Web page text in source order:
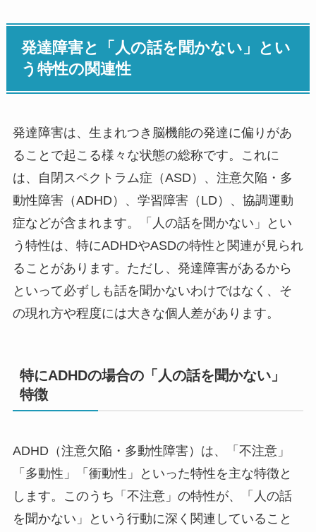
発達障害と「人の話を聞かない」とい
う特性の関連性
発達障害は、生まれつき脳機能の発達に偏りがあ
ることで起こる様々な状態の総称です。これに
は、自閉スペクトラム症（ASD）、注意欠陥・多
動性障害（ADHD）、学習障害（LD）、協調運動
症などが含まれます。「人の話を聞かない」とい
う特性は、特にADHDやASDの特性と関連が見られ
ることがあります。ただし、発達障害があるから
といって必ずしも話を聞かないわけではなく、そ
の現れ方や程度には大きな個人差があります。
特にADHDの場合の「人の話を聞かない」
特徴
ADHD（注意欠陥・多動性障害）は、「不注意」
「多動性」「衝動性」といった特性を主な特徴と
します。このうち「不注意」の特性が、「人の話
を聞かない」という行動に深く関連していること